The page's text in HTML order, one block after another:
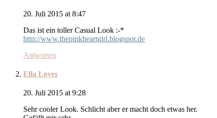
20. Juli 2015 at 8:47
Das ist ein toller Casual Look :-*
http://www.thepinkheartgirl.blogspot.de
Antworten
Ella Loves
20. Juli 2015 at 9:28
Sehr cooler Look. Schlicht aber er macht doch etwas her.